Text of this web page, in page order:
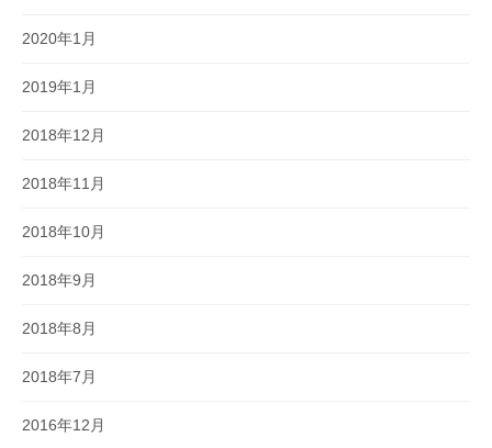
2020年1月
2019年1月
2018年12月
2018年11月
2018年10月
2018年9月
2018年8月
2018年7月
2016年12月